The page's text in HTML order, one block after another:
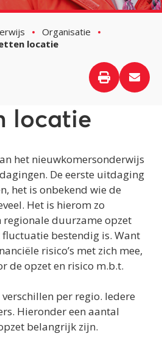
Organisatie
locatie
locatie
het nieuwkomersonderwijs
De eerste uitdaging
het is onbekend wie de
Het is hierom zo
duurzame opzet
bestendig is. Want
risico’s met zich mee,
de opzet en risico m.b.t.
per regio. Iedere
Hieronder een aantal
belangrijk zijn.